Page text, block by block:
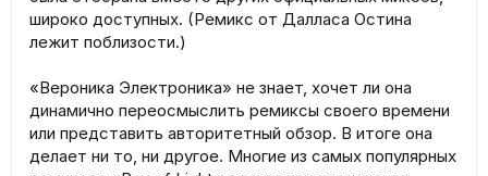
широко доступных. (Ремикс от Далласа Остина
лежит поблизости.)
«Вероника Электроника» не знает, хочет ли она
динамично переосмыслить ремиксы своего времени
или представить авторитетный обзор. В итоге она
делает ни то, ни другое. Многие из самых популярных